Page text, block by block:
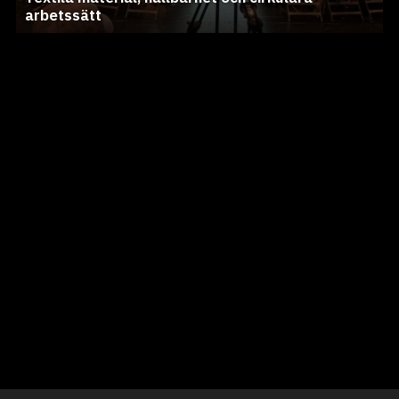
arbetssätt